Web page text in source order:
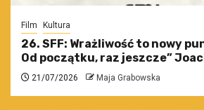
Film Kultura
26. SFF: Wrażliwość to nowy
Od początku, raz jeszcze”
21/07/2026 Maja Grabowska